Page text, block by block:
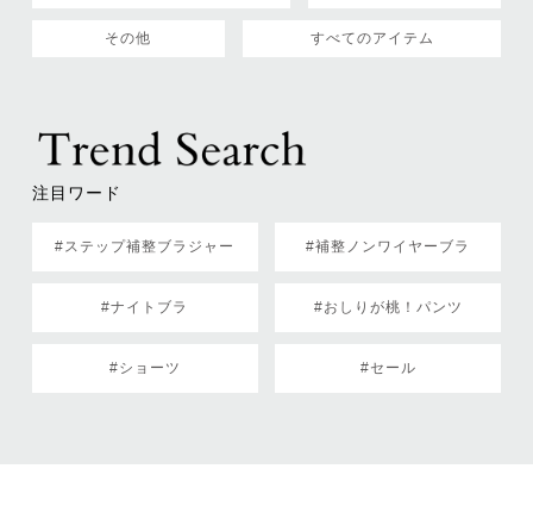
その他 すべてのアイテム
注目ワード
#ステップ補整ブラジャー #補整ノンワイヤーブラ
#ナイトブラ #おしりが桃！パンツ
#ショーツ #セール